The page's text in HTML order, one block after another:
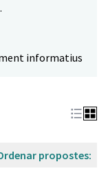
informatius
propostes: